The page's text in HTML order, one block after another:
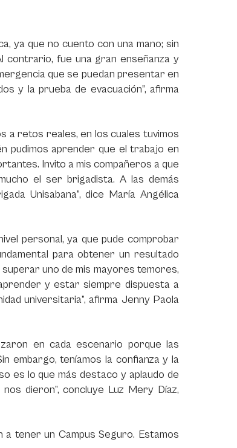
ya que no cuento con una mano; sin
contrario, fue una gran enseñanza y
que se puedan presentar en
y la prueba de evacuación”, afirma
a retos reales, en los cuales tuvimos
pudimos aprender que el trabajo en
Invito a mis compañeros a que
el ser brigadista. A las demás
Unisabana”, dice María Angélica
personal, ya que pude comprobar
para obtener un resultado
uno de mis mayores temores,
y estar siempre dispuesta a
universitaria”, afirma Jenny Paola
en cada escenario porque las
embargo, teníamos la confianza y la
es lo que más destaco y aplaudo de
dieron”, concluye Luz Mery Díaz,
a tener un Campus Seguro. Estamos